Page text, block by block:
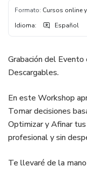
Formato: Cursos online
Idioma: Español
Grabación del
Descargables.
En este Workshop
Tomar decisiones
Optimizar y Afinar
profesional y sin
Te llevaré de la